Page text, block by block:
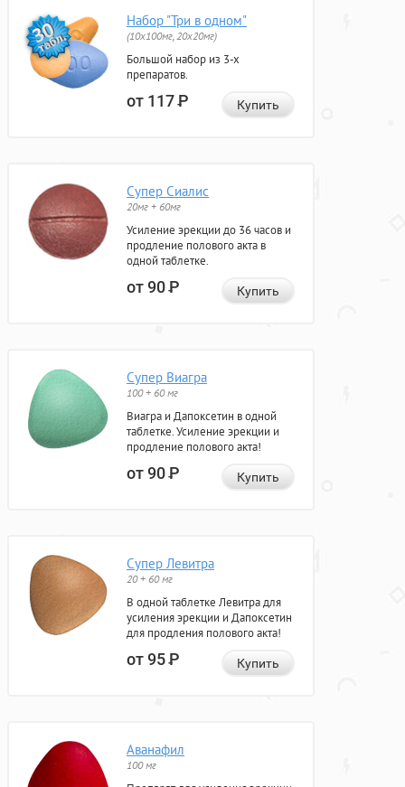
Набор "Три в одном"
(10x100мг, 20x20мг)
Большой набор из 3-х
препаратов.
от 117Р Купить
Супер Сиалис
20мг + 60мг
Усиление эрекции до 36 часов и
продление полового акта в
одной таблетке.
от 90Р Купить
Супер Виагра
100 + 60 мг
Виагра и Дапоксетин в одной
таблетке. Усиление эрекции и
продление полового акта!
от 90Р Купить
Супер Левитра
20 + 60 мг
В одной таблетке Левитра для
усиления эрекции и Дапоксетин
для продления полового акта!
от 95Р Купить
Аванафил
100 мг